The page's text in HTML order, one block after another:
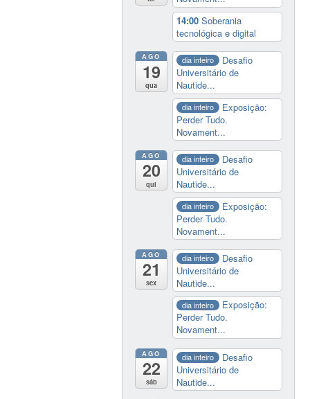
14:00Soberania
tecnológica e digital
AGO
19
qua
dia inteiro
Desafio
Universitário de
Nautide...
dia inteiro
Exposição:
Perder Tudo.
Novament...
AGO
20
qui
dia inteiro
Desafio
Universitário de
Nautide...
dia inteiro
Exposição:
Perder Tudo.
Novament...
AGO
21
sex
dia inteiro
Desafio
Universitário de
Nautide...
dia inteiro
Exposição:
Perder Tudo.
Novament...
AGO
22
sáb
dia inteiro
Desafio
Universitário de
Nautide...